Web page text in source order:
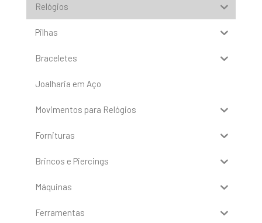
Relógios
Pilhas
Braceletes
Joalharia em Aço
Movimentos para Relógios
Fornituras
Brincos e Piercings
Máquinas
Ferramentas